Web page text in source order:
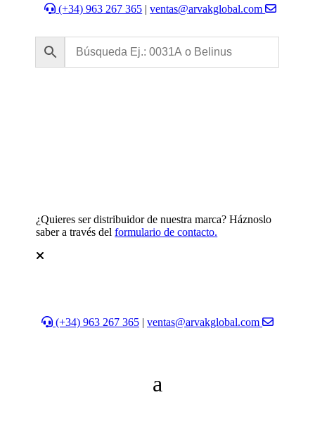
(+34) 963 267 365 |ventas@arvakglobal.com
¿Quieres ser distribuidor de nuestra marca? Háznoslo
saber a través delformulario de contacto.
(+34) 963 267 365 | ventas@arvakglobal.com